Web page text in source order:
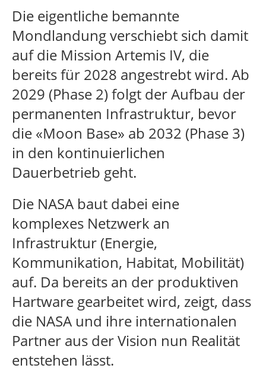
Die eigentliche bemannte
Mondlandung verschiebt sich damit
auf die Mission Artemis IV, die
bereits für 2028 angestrebt wird. Ab
2029 (Phase 2) folgt der Aufbau der
permanenten Infrastruktur, bevor
die «Moon Base» ab 2032 (Phase 3)
in den kontinuierlichen
Dauerbetrieb geht.
Die NASA baut dabei eine
komplexes Netzwerk an
Infrastruktur (Energie,
Kommunikation, Habitat, Mobilität)
auf. Da bereits an der produktiven
Hartware gearbeitet wird, zeigt, dass
die NASA und ihre internationalen
Partner aus der Vision nun Realität
entstehen lässt.